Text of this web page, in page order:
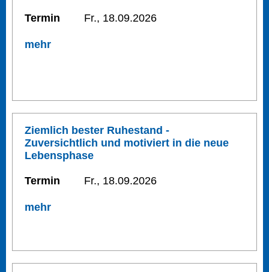
Termin Fr., 18.09.2026
mehr
Ziemlich bester Ruhestand -
Zuversichtlich und motiviert in die neue
Lebensphase
Termin Fr., 18.09.2026
mehr